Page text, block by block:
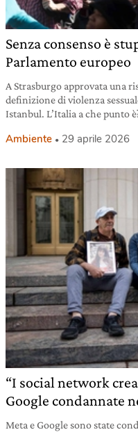
Senza consenso è
Parlamento europeo
A Strasburgo approvata una
definizione di violenza
Istanbul. L’Italia a che punto
Ambiente 29 aprile 2026
“I social network
Google condannate
Meta e Google sono state